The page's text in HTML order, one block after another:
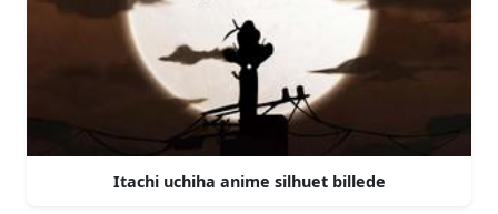
Itachi uchiha anime silhuet billede